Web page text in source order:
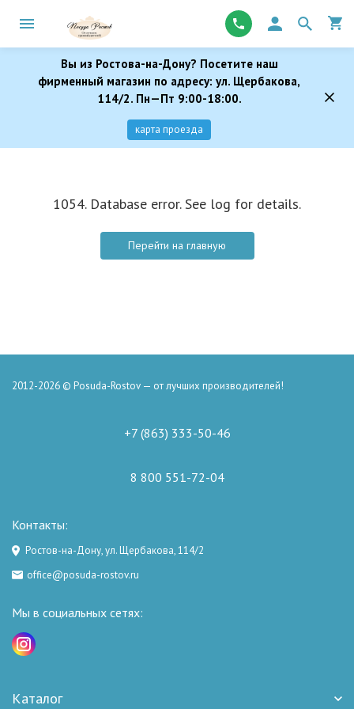
Вы из Ростова-на-Дону? Посетите наш
фирменный магазин по адресу: ул. Щербакова,
114/2. Пн—Пт 9:00-18:00.
карта проезда
1054. Database error. See log for details.
Перейти на главную
2012-2026 © Posuda-Rostov — от лучших производителей!
+7 (863) 333-50-46
8 800 551-72-04
Контакты:
Ростов-на-Дону, ул. Щербакова, 114/2
office@posuda-rostov.ru
Мы в социальных сетях:
Каталог